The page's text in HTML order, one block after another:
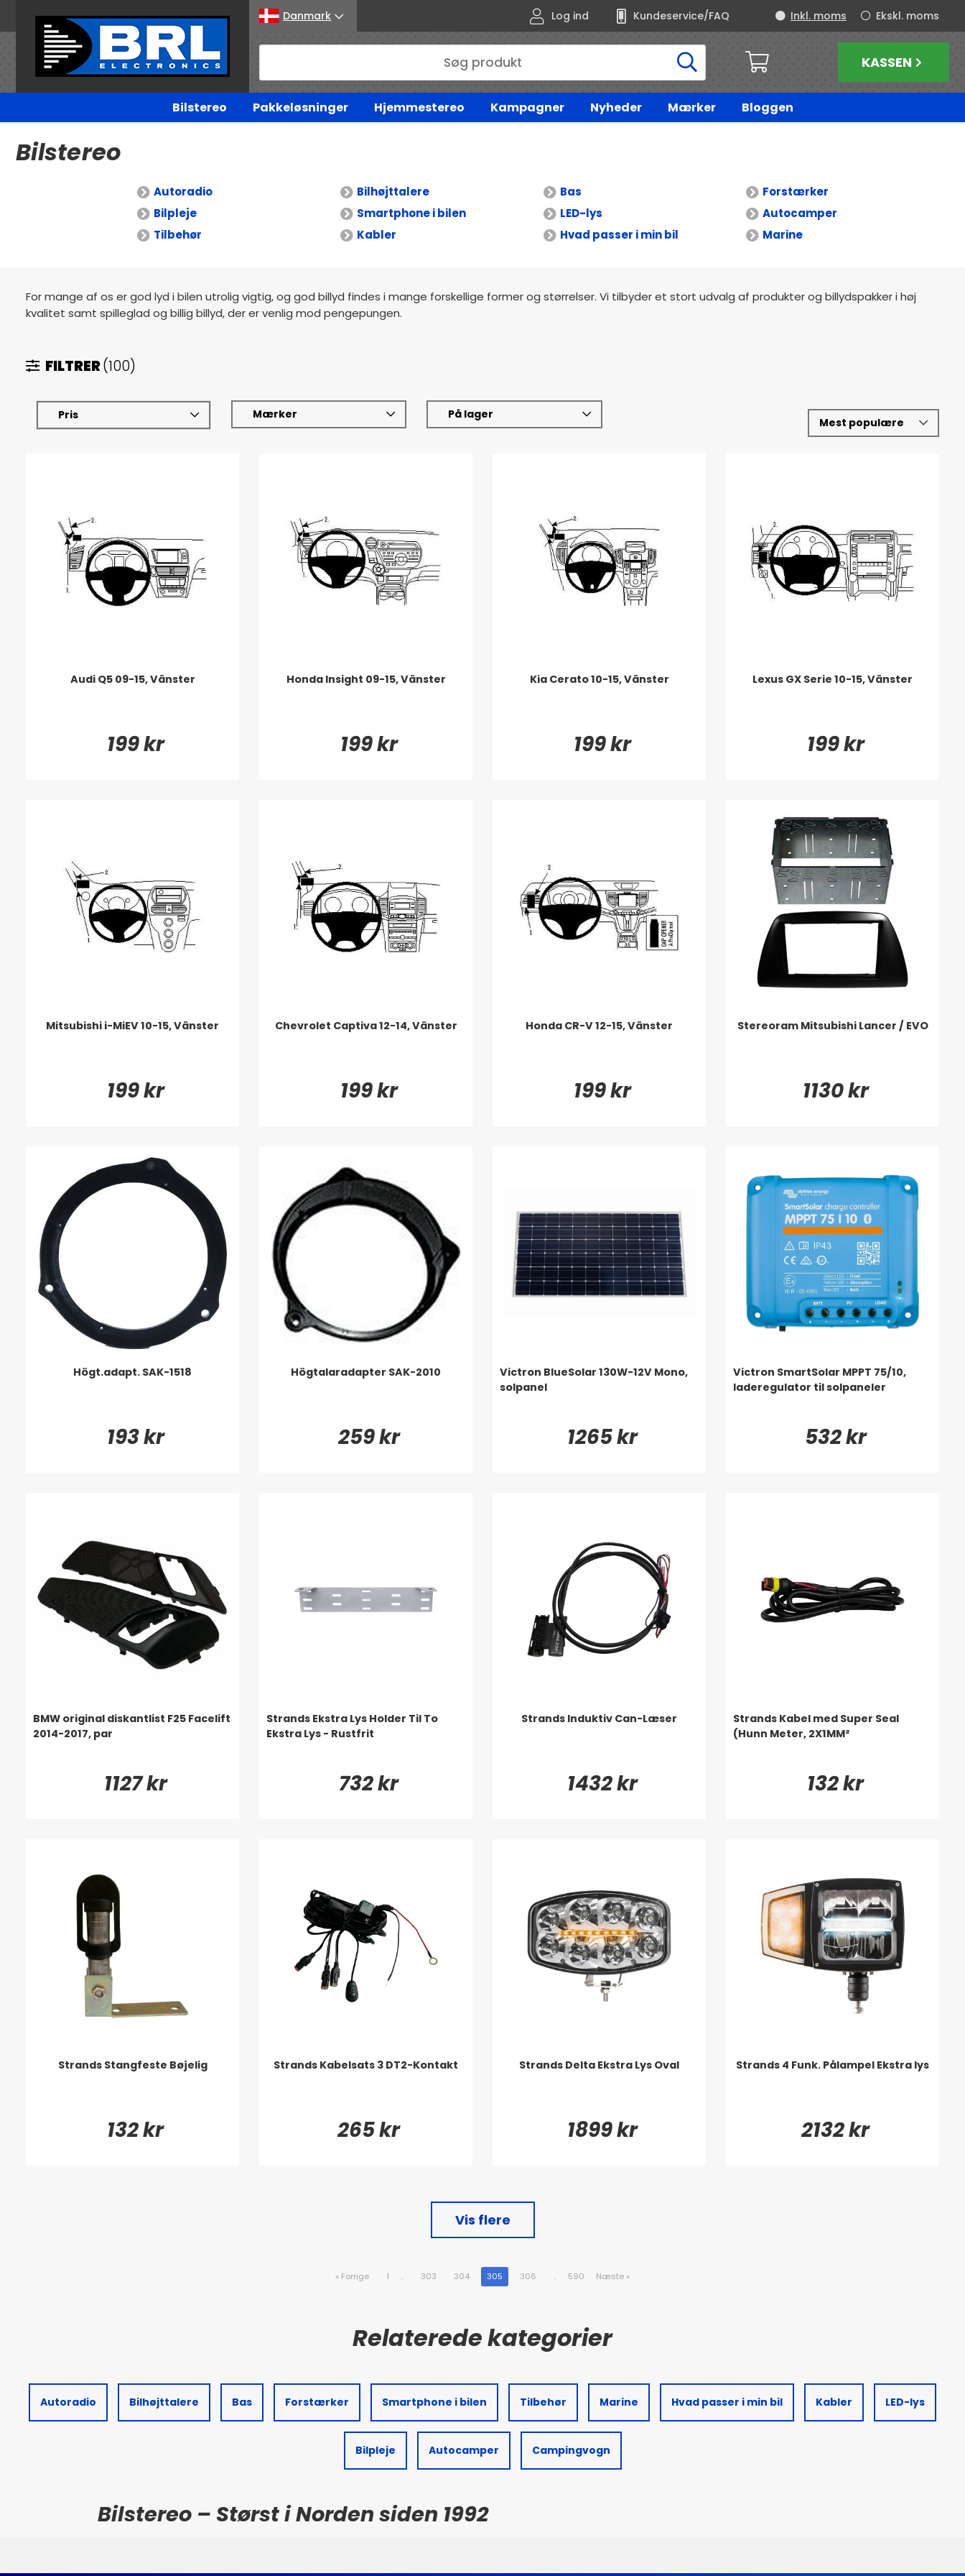
Danmark Log ind Kundeservice/FAQ Ekskl. moms
Inkl. moms
KASSEN
Bilstereo Pakkeløsninger Hjemmestereo Kampagner Nyheder Mærker Bloggen
Bilstereo
Autoradio Bilhøjttalere Bas
Forstærker
Bilpleje
Smartphone i bilen LED-lys
Autocamper
Tilbehør
Kabler Hvad passer i min bil Marine
For mange af os er god lyd i bilen utrolig vigtig, og god billyd findes i mange forskellige former og størrelser. Vi tilbyder et stort udvalg af produkter og billydspakker i høj
kvalitet samt spilleglad og billig billyd, der er venlig mod pengepungen.
FILTRER(100)
Pris Mærker På lager
Audi Q5 09-15, Vänster
199 kr
Honda Insight 09-15, Vänster
199 kr
Kia Cerato 10-15, Vänster
199 kr
Lexus GX Serie 10-15, Vänster
199 kr
Mitsubishi i-MiEV 10-15, Vänster
199 kr
Chevrolet Captiva 12-14, Vänster
199 kr
Honda CR-V 12-15, Vänster
199 kr
Stereoram Mitsubishi Lancer / EVO
1130 kr
Högt.adapt. SAK-1518
193 kr
Högtalaradapter SAK-2010
259 kr
Victron BlueSolar 130W-12V Mono,
solpanel
1265 kr
Victron SmartSolar MPPT 75/10,
laderegulator til solpaneler
532 kr
BMW original diskantlist F25 Facelift
2014-2017, par
1127 kr
Strands Ekstra Lys Holder Til To
Ekstra Lys - Rustfrit
732 kr
Strands Induktiv Can-Læser
1432 kr
Strands Kabel med Super Seal
(Hunn Meter, 2X1MM²
132 kr
Strands Stangfeste Bøjelig
132 kr
Strands Kabelsats 3 DT2-Kontakt
265 kr
Strands Delta Ekstra Lys Oval
1899 kr
Strands 4 Funk. Pålampel Ekstra lys
2132 kr
Vis flere
« Forrige 1 .. 303 304 305 306 .. 590 Næste »
Autoradio Bilhøjttalere Bas Forstærker Smartphone i bilen Tilbehør Marine Hvad passer i min bil Kabler LED-lys
Bilpleje Autocamper Campingvogn
Bilstereo – Størst i Norden siden 1992